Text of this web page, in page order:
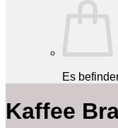
Es
‎Kaffee